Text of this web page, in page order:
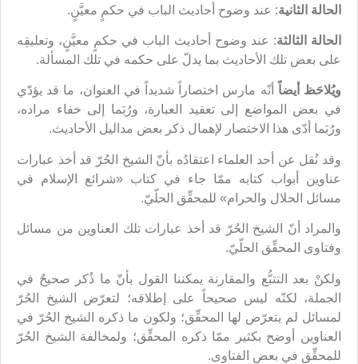
الحالة الثانية: عند وضوح أحاديث الباب في حكمٍ معيَّنٍ.
الحالة الثالثة: عند وضوح أحاديث الباب في حكمٍ معيَّنٍ، وتعليقِه
على بعض تلك الأحاديث بما يدلّ على حكمه في تلك المسألة.
ويُلاحَظ أيضاً أنّه مارس اختصاراً شديداً في العنوان، ما قد يؤدّي
في بعض المواضع إلى تعقيد العبارة، ورُبَما إلى خفاء مراده،
ورُبَما أدّى هذا الاختصار لإهمال ذكر بعض مداليل الأحاديث.
وقد نُقل عن أحد العلماء اعتقادُه بأنّ الشيخ الحُرّ قد أخذ عبارات
عناوين أبواب كتابه ممّا جاء في كتاب «شرائع الإسلام في
مسائل الحلال والحرام» للمحقِّق الحلّيّ.
والمراد أنّ الشيخ الحُرّ قد أخذ عبارات تلك العناوين من مسائل
وفتاوى المحقِّق الحلّيّ.
ولكنْ بعد التتبُّع والمقارنة يمكننا القول بأنّ ما ذُكر صحيحٌ في
الجملة، لكنّه ليس صحيحاً على إطلاقه؛ لتعرّض الشيخ الحُرّ
لمسائل لم يتعرّض لها المحقِّق؛ ولكون ما ذكره الشيخ الحُرّ في
العناوين أوضح بكثير ممّا ذكره المحقِّق؛ ولمخالفة الشيخ الحُرّ
للمحقِّق في بعض الفتاوى.